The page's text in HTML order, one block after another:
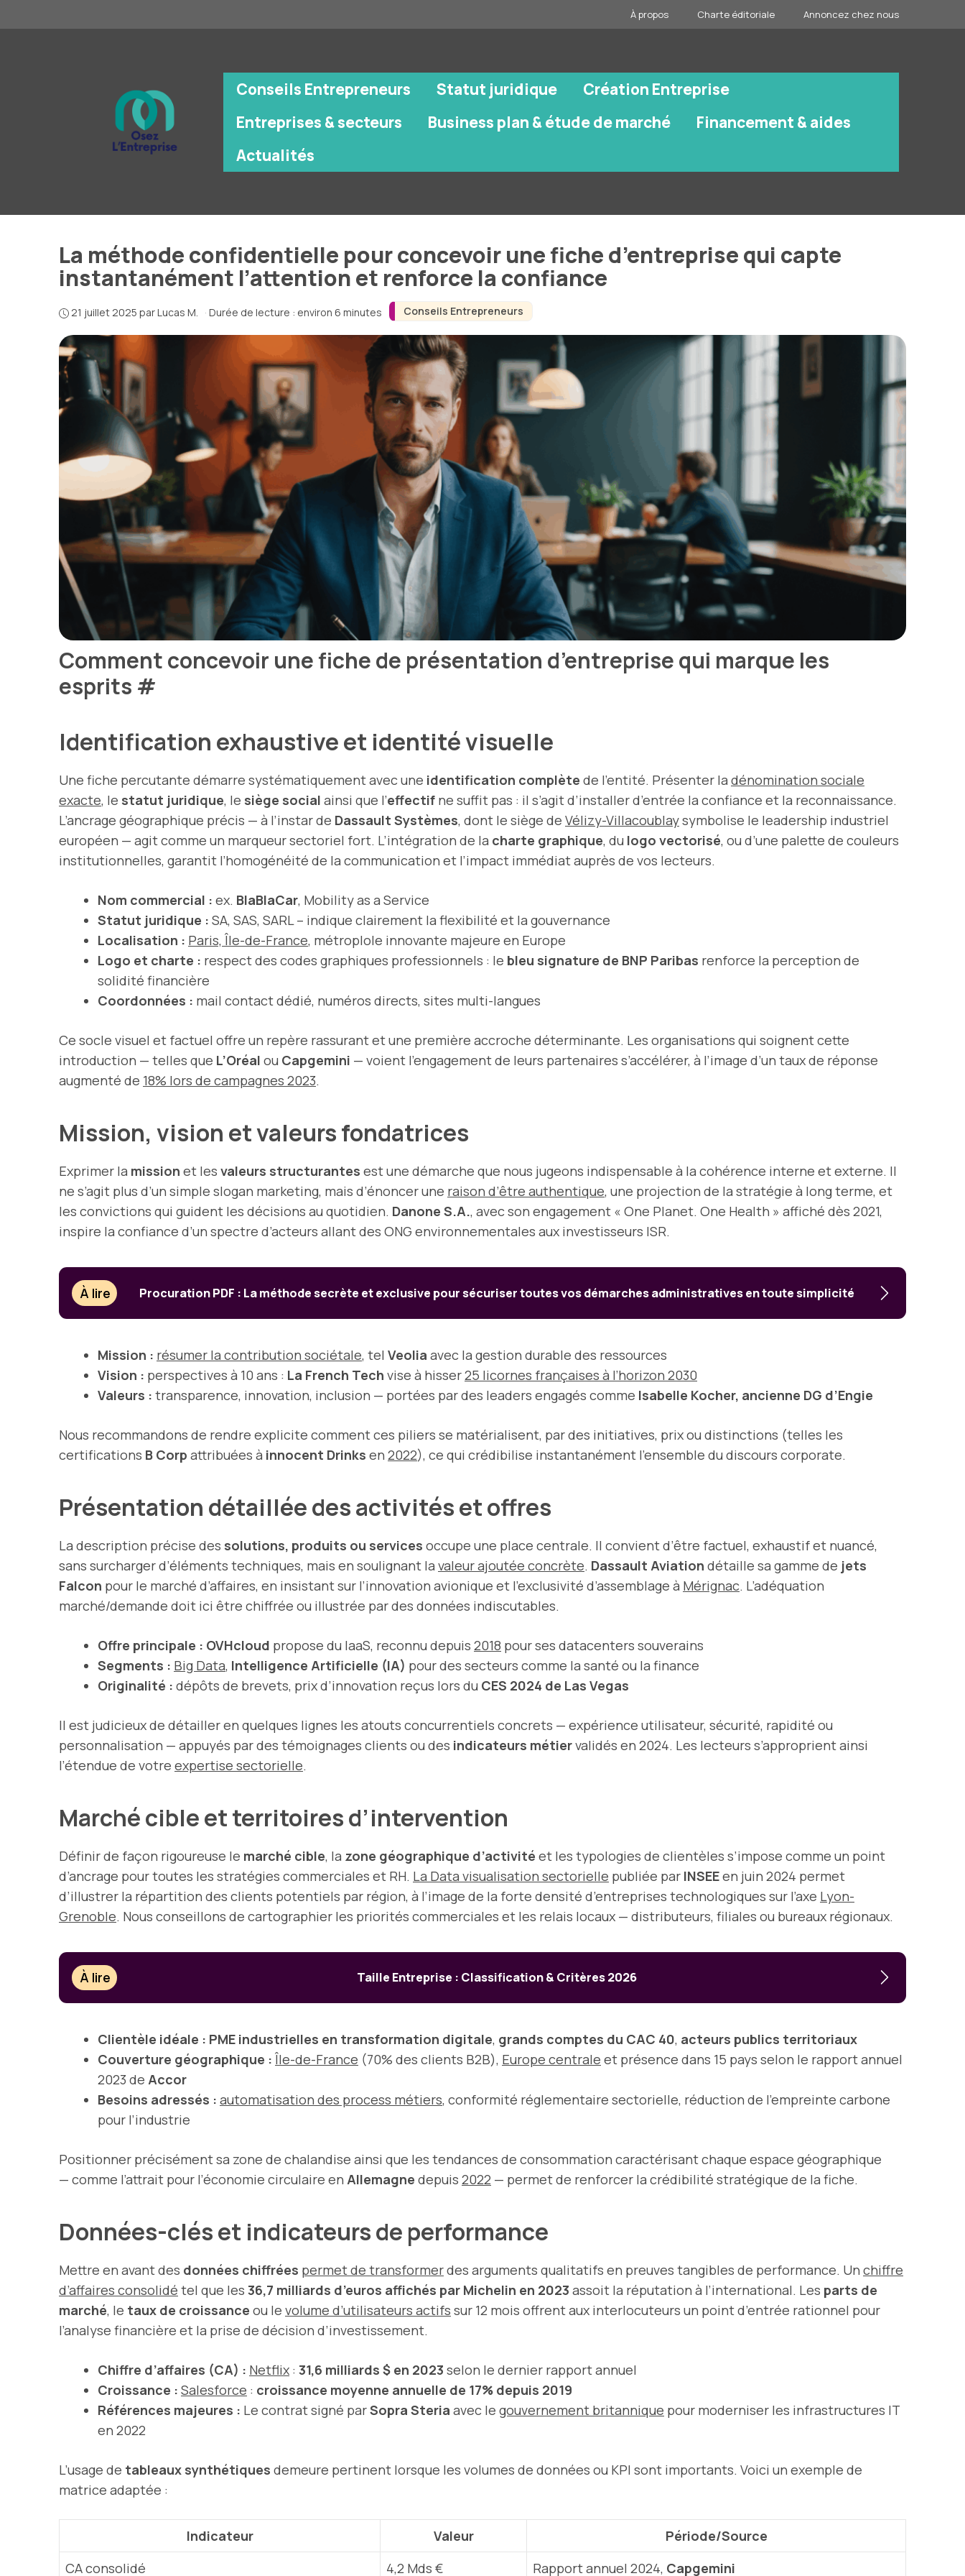
au
À propos Charte éditoriale Annoncez chez nous
Conseils Entrepreneurs Statut juridique
Création Entreprise
Entreprises & secteurs
Business plan & étude de marché
Financement & aides
Actualités
Conseils Entrepreneurs
La méthode confidentielle pour concevoir une fiche d’entreprise qui capte
instantanément l’attention et renforce la confiance
21 juillet 2025 parLucas M. · Durée de lecture : environ 6 minutes
Comment concevoir une fiche de présentation d’entreprise qui marque les
esprits #
Identification exhaustive et identité visuelle
Une fiche percutante démarre systématiquement avec une identification complète de l’entité. Présenter la dénomination sociale
exacte, le statut juridique, le siège social ainsi que l’effectif ne suffit pas : il s’agit d’installer d’entrée la confiance et la reconnaissance.
L’ancrage géographique précis — à l’instar de Dassault Systèmes, dont le siège de Vélizy-Villacoublaysymbolise le leadership industriel
européen — agit comme un marqueur sectoriel fort. L’intégration de la charte graphique, du logo vectorisé, ou d’une palette de couleurs
institutionnelles, garantit l’homogénéité de la communication et l’impact immédiat auprès de vos lecteurs.
Nom commercial : ex. BlaBlaCar, Mobility as a Service
Statut juridique : SA, SAS, SARL – indique clairement la flexibilité et la gouvernance
Localisation : Paris, Île-de-France, métroplole innovante majeure en Europe
Logo et charte : respect des codes graphiques professionnels : le bleu signature de BNP Paribas renforce la perception de
solidité financière
Coordonnées : mail contact dédié, numéros directs, sites multi-langues
Ce socle visuel et factuel offre un repère rassurant et une première accroche déterminante. Les organisations qui soignent cette
introduction — telles que L’Oréal ou Capgemini — voient l’engagement de leurs partenaires s’accélérer, à l’image d’un taux de réponse
augmenté de 18% lors de campagnes 2023.
Mission, vision et valeurs fondatrices
Exprimer la mission et les valeurs structurantes est une démarche que nous jugeons indispensable à la cohérence interne et externe. Il
ne s’agit plus d’un simple slogan marketing, mais d’énoncer une raison d’être authentique, une projection de la stratégie à long terme, et
les convictions qui guident les décisions au quotidien. Danone S.A., avec son engagement « One Planet. One Health » affiché dès 2021,
inspire la confiance d’un spectre d’acteurs allant des ONG environnementales aux investisseurs ISR.
À lire Procuration PDF : La méthode secrète et exclusive pour sécuriser toutes vos démarches administratives en toute simplicité
Mission : résumer la contribution sociétale, tel Veolia avec la gestion durable des ressources
Vision : perspectives à 10 ans : La French Tech vise à hisser25 licornes françaises à l’horizon 2030
Valeurs : transparence, innovation, inclusion — portées par des leaders engagés comme Isabelle Kocher, ancienne DG d’Engie
Nous recommandons de rendre explicite comment ces piliers se matérialisent, par des initiatives, prix ou distinctions (telles les
certifications B Corp attribuées à innocent Drinks en 2022), ce qui crédibilise instantanément l’ensemble du discours corporate.
Présentation détaillée des activités et offres
La description précise des solutions, produits ou services occupe une place centrale. Il convient d’être factuel, exhaustif et nuancé,
sans surcharger d’éléments techniques, mais en soulignant la valeur ajoutée concrète. Dassault Aviation détaille sa gamme de jets
Falcon pour le marché d’affaires, en insistant sur l’innovation avionique et l’exclusivité d’assemblage à Mérignac. L’adéquation
marché/demande doit ici être chiffrée ou illustrée par des données indiscutables.
Offre principale : OVHcloud propose du IaaS, reconnu depuis 2018 pour ses datacenters souverains
Segments : Big Data, Intelligence Artificielle (IA) pour des secteurs comme la santé ou la finance
Originalité : dépôts de brevets, prix d’innovation reçus lors du CES 2024 de Las Vegas
Il est judicieux de détailler en quelques lignes les atouts concurrentiels concrets — expérience utilisateur, sécurité, rapidité ou
personnalisation — appuyés par des témoignages clients ou des indicateurs métiervalidés en 2024. Les lecteurs s’approprient ainsi
l’étendue de votre expertise sectorielle.
Marché cible et territoires d’intervention
Définir de façon rigoureuse le marché cible, la zone géographique d’activité et les typologies de clientèles s’impose comme un point
d’ancrage pour toutes les stratégies commerciales et RH. La Data visualisation sectorielle publiée par INSEEen juin 2024 permet
d’illustrer la répartition des clients potentiels par région, à l’image de la forte densité d’entreprises technologiques sur l’axe Lyon-
Grenoble. Nous conseillons de cartographier les priorités commerciales et les relais locaux — distributeurs, filiales ou bureaux régionaux.
À lire Taille Entreprise : Classification & Critères 2026
Clientèle idéale : PME industrielles en transformation digitale, grands comptes du CAC 40, acteurs publics territoriaux
Couverture géographique : Île-de-France (70% des clients B2B), Europe centrale et présence dans 15 pays selon le rapport annuel
2023 de Accor
Besoins adressés : automatisation des process métiers, conformité réglementaire sectorielle, réduction de l’empreinte carbone
pour l’industrie
Positionner précisément sa zone de chalandise ainsi que les tendances de consommation caractérisant chaque espace géographique
— comme l’attrait pour l’économie circulaire en Allemagne depuis 2022 — permet de renforcer la crédibilité stratégique de la fiche.
Données-clés et indicateurs de performance
Mettre en avant des données chiffrées permet de transformerdes arguments qualitatifs en preuves tangibles de performance. Un chiffre
d’affaires consolidé tel que les 36,7 milliards d’euros affichés par Michelin en 2023 assoit la réputation à l’international. Les parts de
marché, le taux de croissance ou le volume d’utilisateurs actifs sur 12 mois offrent aux interlocuteurs un point d’entrée rationnel pour
l’analyse financière et la prise de décision d’investissement.
Chiffre d’affaires (CA) : Netflix : 31,6 milliards $ en 2023 selon le dernier rapport annuel
Croissance : Salesforce : croissance moyenne annuelle de 17% depuis 2019
Références majeures : Le contrat signé parSopra Steria avec le gouvernement britannique pour moderniser les infrastructures IT
en 2022
L’usage de tableaux synthétiques demeure pertinent lorsque les volumes de données ou KPI sont importants. Voici un exemple de
matrice adaptée :
Indicateur Valeur
Période/Source
CA consolidé
4,2 Mds € Rapport annuel 2024, Capgemini